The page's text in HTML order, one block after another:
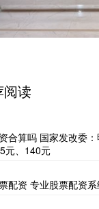
读
合算吗 国家发改委
元、140元
配资 专业股票配资